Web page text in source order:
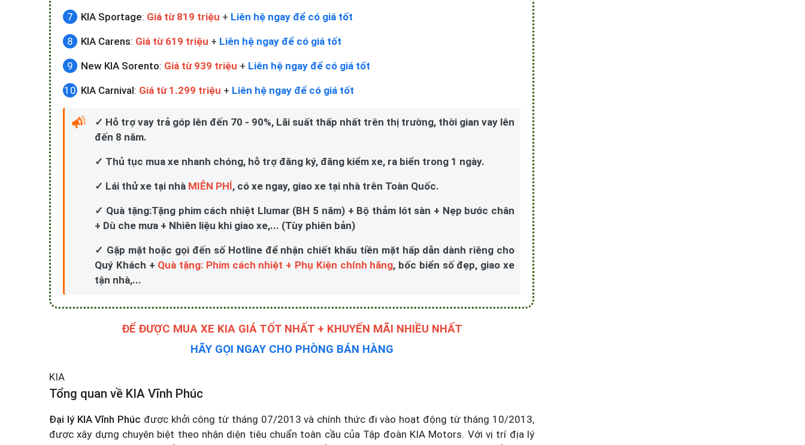
New KIA Sorento: Giá từ 939 triệu +Liên hệ ngay để có giá tốt
KIA Carnival :Giá từ 1.299 triệu+Liên hệ ngay để có giá tốt
✓ Hỗ trợ vay trả góp lên đến 70 - 90%, Lãi suất thấp nhất trên thị trường, thời gian vay lên
đến 8 năm.
✓ Lái thử xe tại nhà
✓ Quà tặng:Tặng phim cách nhiệt Llumar (BH 5 năm) + Bộ thảm lót sàn + Nẹp bước chân
Quý Khách + Quà tặng: Phim cách nhiệt + Phụ Kiện chính hãng, bốc biển số đẹp, giao xe
tận nhà,...
ĐỂ ĐƯỢC MUA XE KIA GIÁ TỐT NHẤT + KHUYẾN MÃI NHIỀU NHẤT
Tổng quan về KIA Vĩnh Phúc
được xây dựng chuyên biệt theo nhận diện tiêu chuẩn toàn cầu của Tập đoàn KIA Motors. Với vị trí địa lý
thuận lợi, showroom tạo điều kiện cho các khách hàng có niềm đam mê, yêu thích dòng xe KIA đến tham
quan, lựa chọn xế hộp và sử dụng dịch vụ hậu mãi.
Showroom có số vốn đầu tư lớn, sở hữu tổng diện tích mặt bằng lên tới 4.700m2 bao gồm các khu vực